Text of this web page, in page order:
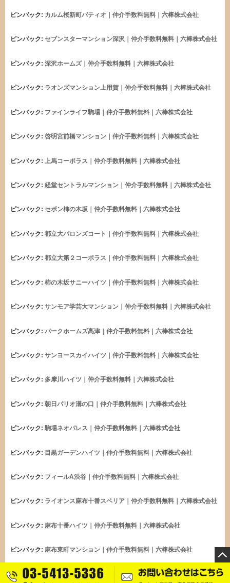
ピンバック: カルム桜新町パティオ｜仲介手数料無料｜六棒株式会社
ピンバック: セブンスターマンション深沢｜仲介手数料無料｜六棒株式会社
ピンバック: 深沢ホームズ｜仲介手数料無料｜六棒株式会社
ピンバック: ラオンズマンション上用賀｜仲介手数料無料｜六棒株式会社
ピンバック: ファインライフ駒場｜仲介手数料無料｜六棒株式会社
ピンバック: 啓明宮前橋マンション｜仲介手数料無料｜六棒株式会社
ピンバック: 上馬コーポラス｜仲介手数料無料｜六棒株式会社
ピンバック: 経堂セントラルマンション｜仲介手数料無料｜六棒株式会社
ピンバック: セボン柿の木坂｜仲介手数料無料｜六棒株式会社
ピンバック: 都立大バロンズコート｜仲介手数料無料｜六棒株式会社
ピンバック: 都立大第２コーポラス｜仲介手数料無料｜六棒株式会社
ピンバック: 柿の木坂サニーハイツ｜仲介手数料無料｜六棒株式会社
ピンバック: サンモア学芸大マンション｜仲介手数料無料｜六棒株式会社
ピンバック: パークホームズ高津｜仲介手数料無料｜六棒株式会社
ピンバック: サンヨースカイハイツ｜仲介手数料無料｜六棒株式会社
ピンバック: 多摩川ハイツ｜仲介手数料無料｜六棒株式会社
ピンバック: 朝日パリオ溝の口｜仲介手数料無料｜六棒株式会社
ピンバック:駒場ネオパレス｜仲介手数料無料｜六棒株式会社
ピンバック: 目黒ガーデンハイツ｜仲介手数料無料｜六棒株式会社
ピンバック: フィールA渋谷｜仲介手数料無料｜六棒株式会社
ピンバック: ライオンス麻布十番スペリア｜仲介手数料無料｜六棒株式会社
ピンバック: 麻布十番ハイツ｜仲介手数料無料｜六棒株式会社
ピンバック: 麻布東町マンション｜仲介手数料無料｜六棒株式会社
ピンバック:南青山ユニハイツ｜仲介手数料無料｜六棒株式会社